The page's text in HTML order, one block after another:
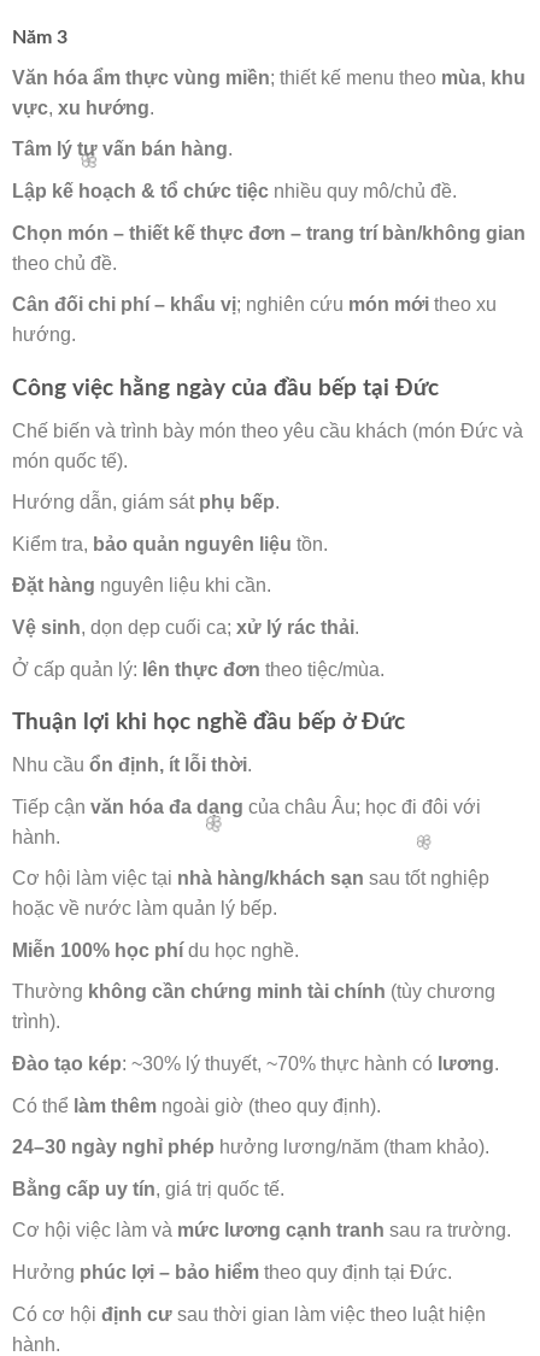
🌸
🌸
Năm 3
Văn hóa ẩm thực vùng miền; thiết kế menu theo mùa, khu
vực, xu hướng.
Tâm lý tư vấn bán hàng.
Lập kế hoạch & tổ chức tiệc nhiều quy mô/chủ đề.
Chọn món – thiết kế thực đơn – trang trí bàn/không gian
theo chủ đề.
Cân đối chi phí – khẩu vị; nghiên cứu món mới theo xu
hướng.
Công việc hằng ngày của đầu bếp tại Đức
Chế biến và trình bày món theo yêu cầu khách (món Đức và
món quốc tế).
Hướng dẫn, giám sát phụ bếp.
Kiểm tra, bảo quản nguyên liệu tồn.
Đặt hàng nguyên liệu khi cần.
Vệ sinh, dọn dẹp cuối ca; xử lý rác thải.
Ở cấp quản lý: lên thực đơn theo tiệc/mùa.
Thuận lợi khi học nghề đầu bếp ở Đức
Nhu cầu ổn định, ít lỗi thời.
Tiếp cận văn hóa đa dạng của châu Âu; học đi đôi với
hành.
Cơ hội làm việc tại nhà hàng/khách sạn sau tốt nghiệp
hoặc về nước làm quản lý bếp.
Miễn 100% học phí du học nghề.
Thường không cần chứng minh tài chính (tùy chương
trình).
Đào tạo kép: ~30% lý thuyết, ~70% thực hành có lương.
Có thể làm thêm ngoài giờ (theo quy định).
24–30 ngày nghỉ phép hưởng lương/năm (tham khảo).
Bằng cấp uy tín, giá trị quốc tế.
Cơ hội việc làm và mức lương cạnh tranh sau ra trường.
Hưởng phúc lợi – bảo hiểm theo quy định tại Đức.
Có cơ hội định cư sau thời gian làm việc theo luật hiện
hành.